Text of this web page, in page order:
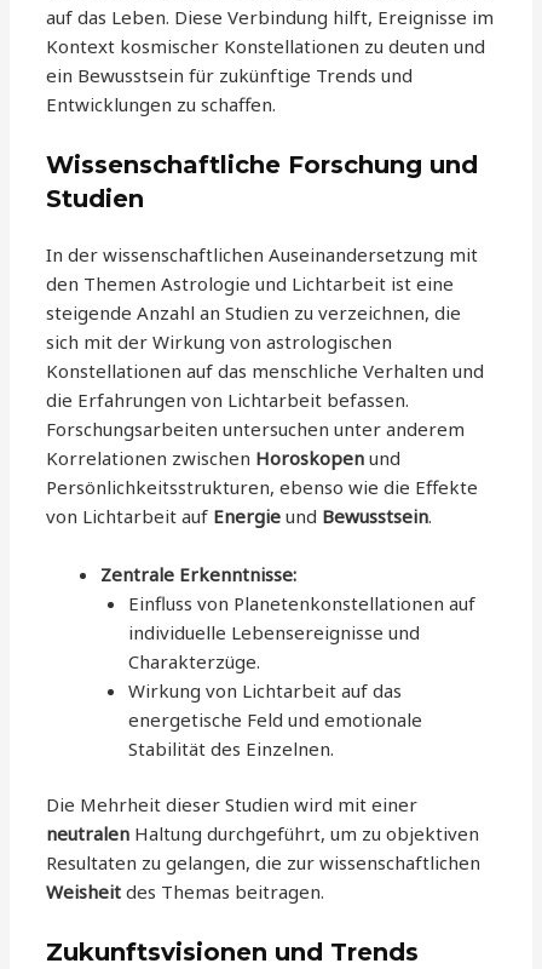
auf das Leben. Diese Verbindung hilft, Ereignisse im
Kontext kosmischer Konstellationen zu deuten und
ein Bewusstsein für zukünftige Trends und
Entwicklungen zu schaffen.
Wissenschaftliche Forschung und
Studien
In der wissenschaftlichen Auseinandersetzung mit
den Themen Astrologie und Lichtarbeit ist eine
steigende Anzahl an Studien zu verzeichnen, die
sich mit der Wirkung von astrologischen
Konstellationen auf das menschliche Verhalten und
die Erfahrungen von Lichtarbeit befassen.
Forschungsarbeiten untersuchen unter anderem
Korrelationen zwischen Horoskopen und
Persönlichkeitsstrukturen, ebenso wie die Effekte
von Lichtarbeit auf Energie und Bewusstsein.
Zentrale Erkenntnisse:
Einfluss von Planetenkonstellationen auf
individuelle Lebensereignisse und
Charakterzüge.
Wirkung von Lichtarbeit auf das
energetische Feld und emotionale
Stabilität des Einzelnen.
Die Mehrheit dieser Studien wird mit einer
neutralen Haltung durchgeführt, um zu objektiven
Resultaten zu gelangen, die zur wissenschaftlichen
Weisheit des Themas beitragen.
Zukunftsvisionen und Trends